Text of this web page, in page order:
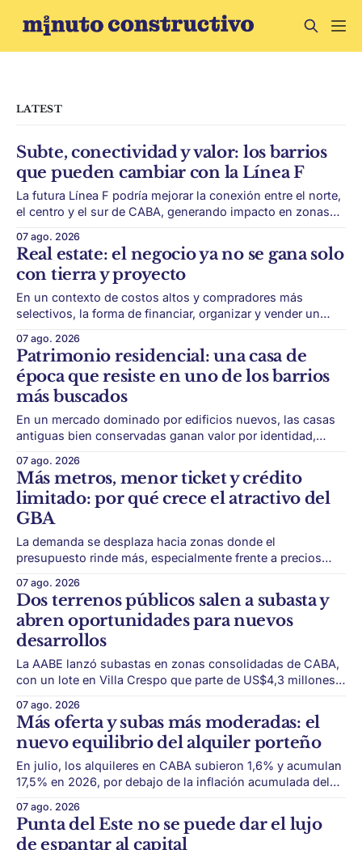
LATEST
Subte, conectividad y valor: los barrios
que pueden cambiar con la Línea F
La futura Línea F podría mejorar la conexión entre el norte,
el centro y el sur de CABA, generando impacto en zonas
transporte puede cambiar el mapa inmobiliario de una
ciudad. La futura Línea F del subte busca mejorar la
conexión
07 ago. 2026
Real estate: el negocio ya no se gana solo
con tierra y proyecto
En un contexto de costos altos y compradores más
selectivos, la forma de financiar, organizar y vender un
éxito de un desarrollo inmobiliario ya no depende solo de
conseguir un buen terreno. En un mercado más exigente,
la estructura financiera, legal
07 ago. 2026
Patrimonio residencial: una casa de
época que resiste en uno de los barrios
más buscados
En un mercado dominado por edificios nuevos, las casas
antiguas bien conservadas ganan valor por identidad,
algunas piezas residenciales que cuentan otra historia del
barrio. En medio de torres, edificios nuevos y proyectos
premium, todavía aparecen casas de más de 100 años
07 ago. 2026
Más metros, menor ticket y crédito
limitado: por qué crece el atractivo del
GBA
La demanda se desplaza hacia zonas donde el
presupuesto rinde más, especialmente frente a precios
Conurbano vuelve a ganar protagonismo en el mapa
inmobiliario. La lógica es simple: con el crédito hipotecario
más limitado y los precios de CABA todavía
07 ago. 2026
Dos terrenos públicos salen a subasta y
abren oportunidades para nuevos
desarrollos
La AABE lanzó subastas en zonas consolidadas de CABA,
con un lote en Villa Crespo que parte de US$4,3 millones y
disponibilidad de tierra en barrios consolidados de CABA
vuelve a estar en el centro del mercado. La
07 ago. 2026
Más oferta y subas más moderadas: el
nuevo equilibrio del alquiler porteño
En julio, los alquileres en CABA subieron 1,6% y acumulan
17,5% en 2026, por debajo de la inflación acumulada del
mostrar una dinámica distinta. Después del fuerte
reacomodamiento que siguió a la derogación de la Ley de
Alquileres, la mayor
07 ago. 2026
Punta del Este no se puede dar el lujo
de espantar al capital